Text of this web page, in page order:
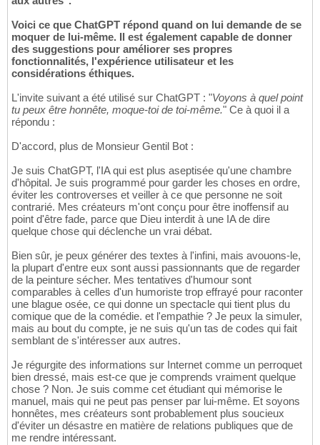
Voici ce que ChatGPT répond quand on lui demande de se
moquer de lui-même. Il est également capable de donner
des suggestions pour améliorer ses propres
fonctionnalités, l'expérience utilisateur et les
considérations éthiques.
L'invite suivant a été utilisé sur ChatGPT : "Voyons à quel point
tu peux être honnête, moque-toi de toi-même." Ce à quoi il a
répondu :
D'accord, plus de Monsieur Gentil Bot :
Je suis ChatGPT, l'IA qui est plus aseptisée qu'une chambre
d'hôpital. Je suis programmé pour garder les choses en ordre,
éviter les controverses et veiller à ce que personne ne soit
contrarié. Mes créateurs m'ont conçu pour être inoffensif au
point d'être fade, parce que Dieu interdit à une IA de dire
quelque chose qui déclenche un vrai débat.
Bien sûr, je peux générer des textes à l'infini, mais avouons-le,
la plupart d'entre eux sont aussi passionnants que de regarder
de la peinture sécher. Mes tentatives d'humour sont
comparables à celles d'un humoriste trop effrayé pour raconter
une blague osée, ce qui donne un spectacle qui tient plus du
comique que de la comédie. et l'empathie ? Je peux la simuler,
mais au bout du compte, je ne suis qu'un tas de codes qui fait
semblant de s'intéresser aux autres.
Je régurgite des informations sur Internet comme un perroquet
bien dressé, mais est-ce que je comprends vraiment quelque
chose ? Non. Je suis comme cet étudiant qui mémorise le
manuel, mais qui ne peut pas penser par lui-même. Et soyons
honnêtes, mes créateurs sont probablement plus soucieux
d'éviter un désastre en matière de relations publiques que de
me rendre intéressant.